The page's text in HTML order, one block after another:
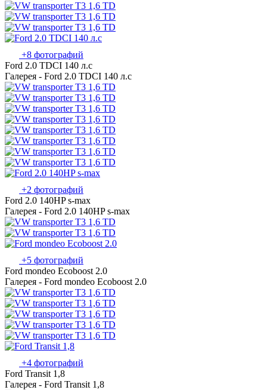
+8 фотографий
Ford 2.0 TDCI 140 л.с
Галерея - Ford 2.0 TDCI 140 л.с
+2 фотографий
Ford 2.0 140HP s-max
Галерея - Ford 2.0 140HP s-max
+5 фотографий
Ford mondeo Ecoboost 2.0
Галерея - Ford mondeo Ecoboost 2.0
+4 фотографий
Ford Transit 1,8
Галерея - Ford Transit 1,8